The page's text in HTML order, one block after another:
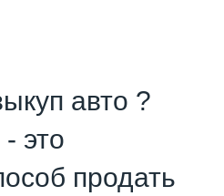
авто ?
это
продать